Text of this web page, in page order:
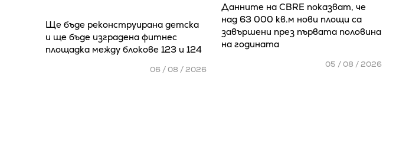
Ще бъде реконструирана детска
и ще бъде изградена фитнес
площадка между блокове 123 и 124
06 / 08 / 2026
Данните на CBRE показват, че
над 63 000 кв.м нови площи са
завършени през първата половина
на годината
05 / 08 / 2026